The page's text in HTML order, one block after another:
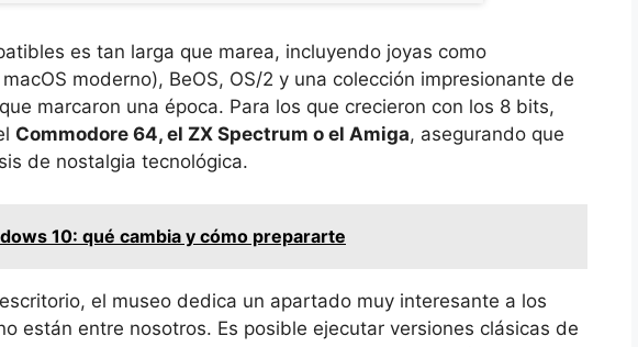
es tan larga que marea, incluyendo joyas como
moderno), BeOS, OS/2 y una colección impresionante de
que marcaron una época. Para los que crecieron con los 8 bits,
Commodore 64, el ZX Spectrum o el Amiga, asegurando que
de nostalgia tecnológica.
10: qué cambia y cómo prepararte
el museo dedica un apartado muy interesante a los
están entre nosotros. Es posible ejecutar versiones clásicas de